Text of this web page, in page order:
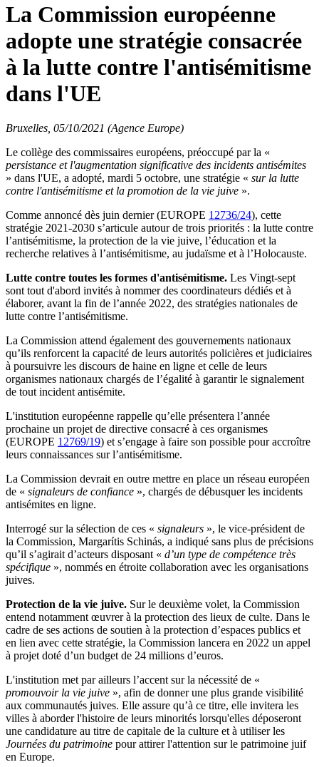
La Commission européenne
adopte une stratégie consacrée
à la lutte contre l'antisémitisme
dans l'UE
Bruxelles, 05/10/2021 (Agence Europe)
Le collège des commissaires européens, préoccupé par la «
persistance et l'augmentation significative des incidents antisémites
» dans l'UE, a adopté, mardi 5 octobre, une stratégie « sur la lutte
contre l'antisémitisme et la promotion de la vie juive ».
Comme annoncé dès juin dernier (EUROPE 12736/24), cette
stratégie 2021-2030 s’articule autour de trois priorités : la lutte contre
l’antisémitisme, la protection de la vie juive, l’éducation et la
recherche relatives à l’antisémitisme, au judaïsme et à l’Holocauste.
Lutte contre toutes les formes d'antisémitisme. Les Vingt-sept
sont tout d'abord invités à nommer des coordinateurs dédiés et à
élaborer, avant la fin de l’année 2022, des stratégies nationales de
lutte contre l’antisémitisme.
La Commission attend également des gouvernements nationaux
qu’ils renforcent la capacité de leurs autorités policières et judiciaires
à poursuivre les discours de haine en ligne et celle de leurs
organismes nationaux chargés de l’égalité à garantir le signalement
de tout incident antisémite.
L'institution européenne rappelle qu’elle présentera l’année
prochaine un projet de directive consacré à ces organismes
(EUROPE 12769/19) et s’engage à faire son possible pour accroître
leurs connaissances sur l’antisémitisme.
La Commission devrait en outre mettre en place un réseau européen
de « signaleurs de confiance », chargés de débusquer les incidents
antisémites en ligne.
Interrogé sur la sélection de ces « signaleurs », le vice-président de
la Commission, Margarítis Schinás, a indiqué sans plus de précisions
qu’il s’agirait d’acteurs disposant « d’un type de compétence très
spécifique », nommés en étroite collaboration avec les organisations
juives.
Protection de la vie juive. Sur le deuxième volet, la Commission
entend notamment œuvrer à la protection des lieux de culte. Dans le
cadre de ses actions de soutien à la protection d’espaces publics et
en lien avec cette stratégie, la Commission lancera en 2022 un appel
à projet doté d’un budget de 24 millions d’euros.
L'institution met par ailleurs l’accent sur la nécessité de «
promouvoir la vie juive », afin de donner une plus grande visibilité
aux communautés juives. Elle assure qu’à ce titre, elle invitera les
villes à aborder l'histoire de leurs minorités lorsqu'elles déposeront
une candidature au titre de capitale de la culture et à utiliser les
Journées du patrimoine pour attirer l'attention sur le patrimoine juif
en Europe.